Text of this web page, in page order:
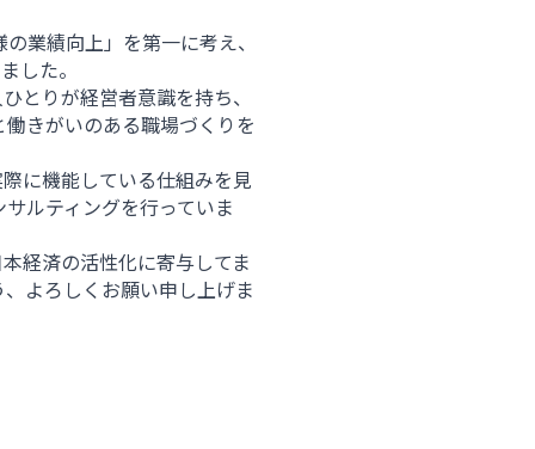
業績向上」を第一に考え、
した。
とりが経営者意識を持ち、
きがいのある職場づくりを
に機能している仕組みを見
ルティングを行っていま
経済の活性化に寄与してま
よろしくお願い申し上げま